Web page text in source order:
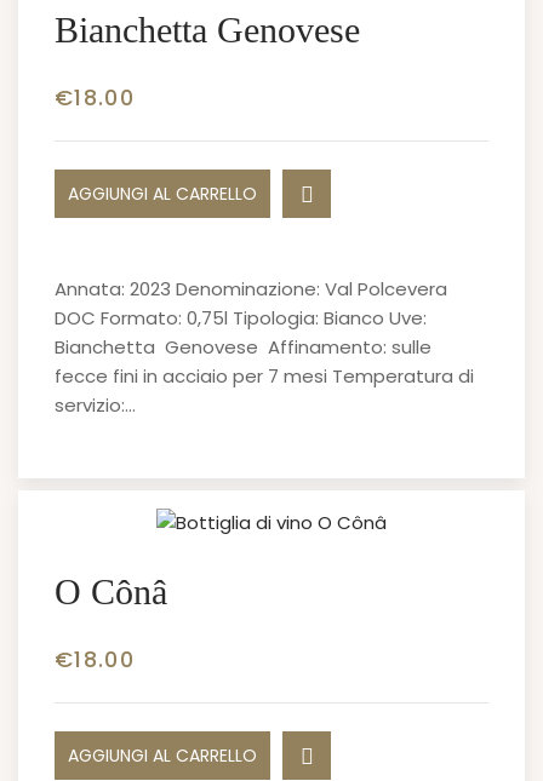
Bianchetta Genovese
€18.00
AGGIUNGI AL CARRELLO
Annata: 2023 Denominazione: Val Polcevera
DOC Formato: 0,75l Tipologia: Bianco Uve:
Bianchetta Genovese Affinamento: sulle
fecce fini in acciaio per 7 mesi Temperatura di
servizio:…
O Cônâ
€18.00
AGGIUNGI AL CARRELLO